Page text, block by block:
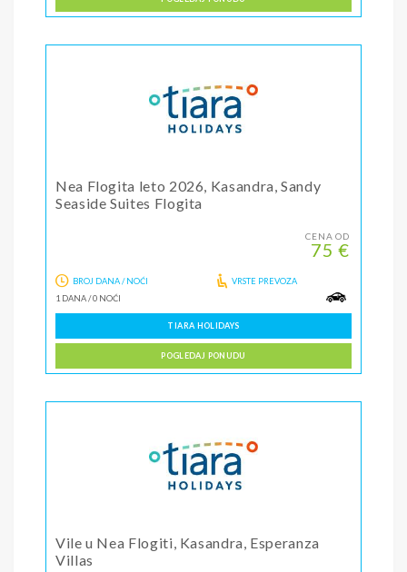
Nea Flogita leto 2026, Kasandra, Sandy
Seaside Suites Flogita
CENA OD
75 €
BROJ DANA / NOĆI
1 DANA/0 NOĆI
VRSTE PREVOZA
TIARA HOLIDAYS
POGLEDAJ PONUDU
Vile u Nea Flogiti, Kasandra, Esperanza
Villas